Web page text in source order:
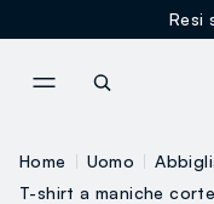
Resi
Home Uomo
T-shirt a maniche corte